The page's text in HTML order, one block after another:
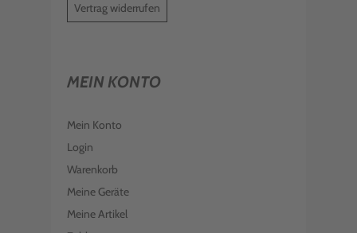
Vertrag widerrufen
MEIN KONTO
Mein Konto
Login
Warenkorb
Meine Geräte
Meine Artikel